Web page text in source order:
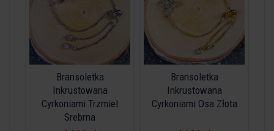
Bransoletka
Inkrustowana
Cyrkoniami Trzmiel
Srebrna
Bransoletka
Inkrustowana
Cyrkoniami Osa Złota